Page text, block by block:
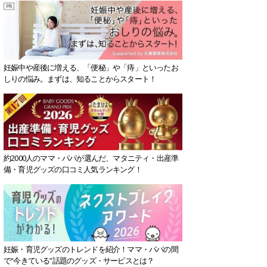
妊娠中や産後に増える、「便秘」や「痔」といったお
しりの悩み。まずは、知ることからスタート！
約2000人のママ・パパが選んだ、マタニティ・出産準
備・育児グッズの口コミ人気ランキング！
妊娠・育児グッズのトレンドを紹介！ママ・パパの間
で“今きている”話題のグッズ・サービスとは？